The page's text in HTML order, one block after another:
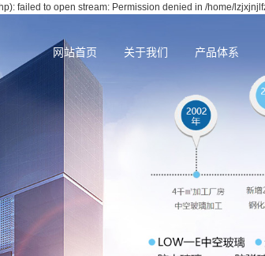
failed to open stream: Permission denied in /home/
网站首页 关于我们 产品体系